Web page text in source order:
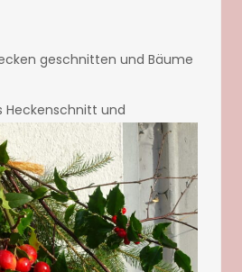
geschnitten und Bäume
Heckenschnitt und